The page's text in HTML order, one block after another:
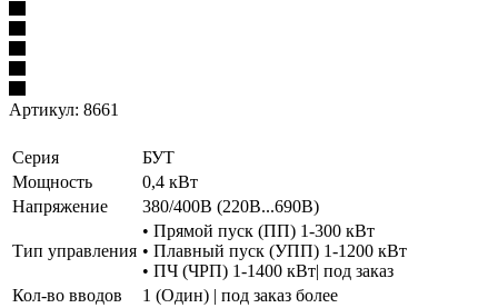
Артикул: 8661
Серия
БУТ
Мощность
0,4 кВт
Напряжение
380/400В (220В...690В)
Тип управления
• Прямой пуск (ПП) 1-300 кВт
• Плавный пуск (УПП) 1-1200 кВт
• ПЧ (ЧРП) 1-1400 кВт| под заказ
Кол-во вводов
1 (Один) | под заказ более